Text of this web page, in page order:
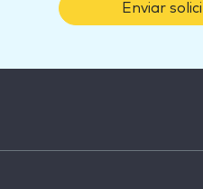
Enviar